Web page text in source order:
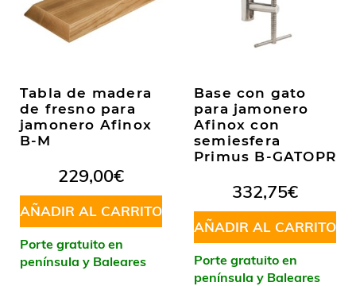
Tabla de madera
de fresno para
jamonero Afinox
B-M
229,00€
AÑADIR AL CARRITO
Porte gratuito en
península y Baleares
Base con gato
para jamonero
Afinox con
semiesfera
Primus B-GATOPR
332,75€
AÑADIR AL CARRITO
Porte gratuito en
península y Baleares